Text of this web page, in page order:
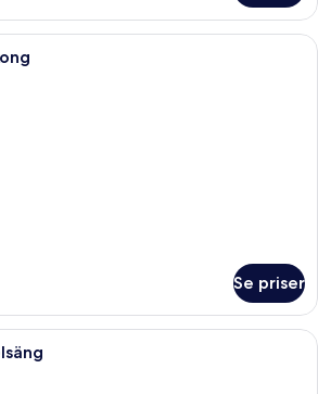
Ett modernt hotellrum med en stor
Se priser
Ett hotellrum med en stor säng, en